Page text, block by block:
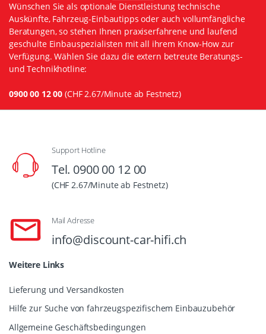
Wünschen Sie als optionale Dienstleistung technische
Auskünfte, Fahrzeug-Einbautipps oder auch vollumfängliche
Beratungen, so stehen Ihnen praxiserfahrene und laufend
geschulte Einbauspezialisten mit all ihrem Know-How zur
Verfügung. Wählen Sie dazu die extern betreute Beratungs-
und Technikhotline:
0900 00 12 00 (CHF 2.67/Minute ab Festnetz)
Support Hotline
Tel. 0900 00 12 00
(CHF 2.67/Minute ab Festnetz)
Mail Adresse
info@discount-car-hifi.ch
Weitere Links
Lieferung und Versandkosten
Hilfe zur Suche von fahrzeugspezifischem Einbauzubehör
Allgemeine Geschäftsbedingungen